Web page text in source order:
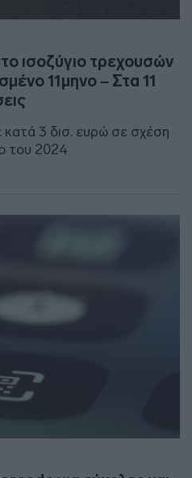
ισοζύγιο τρεχουσών
11μηνο – Στα 11
κατά 3 δισ. ευρώ σε σχέση
του 2024